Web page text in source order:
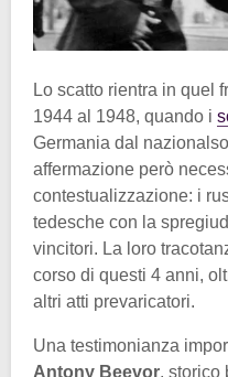
Lo scatto rientra in quel
1944 al 1948, quando i
Germania dal
affermazione però
contestualizzazione: i
tedesche con la
vincitori. La loro
corso di questi 4 anni,
altri atti prevaricatori.
Una testimonianza
Antony Beevor, storico